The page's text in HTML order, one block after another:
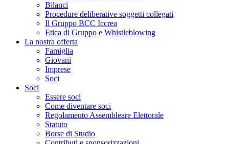
Bilanci
Procedure deliberative soggetti collegati
Il Gruppo BCC Iccrea
Etica di Gruppo e Whistleblowing
La nostra offerta
Famiglia
Giovani
Imprese
Soci
Soci
Essere soci
Come diventare soci
Regolamento Assembleare Elettorale
Statuto
Borse di Studio